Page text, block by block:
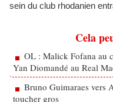
sein du club rhodanien
Cela
OL : Malick Fofana au
Yan Diomandé au Real
Bruno Guimaraes vers
toucher gros